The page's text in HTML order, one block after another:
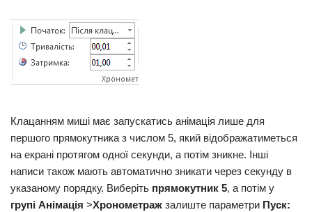
Клацанням миші має запускатись анімація лише для
першого прямокутника з числом 5, який відображатиметься
на екрані протягом одної секунди, а потім зникне. Інші
написи також мають автоматично зникати через секунду в
указаному порядку. Виберіть прямокутник 5, а потім у
групі Анімація >Хронометраж залиште параметри Пуск: